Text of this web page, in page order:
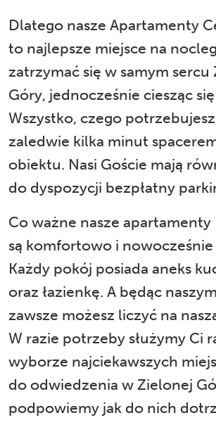
Dlatego nasze Apartamenty
to najlepsze miejsce na
zatrzymać się w samym sercu
Góry, jednocześnie ciesząc
Wszystko, czego
zaledwie kilka minut
obiektu. Nasi Goście mają
do dyspozycji bezpłatny
Co ważne nasze apartamenty
są komfortowo i
Każdy pokój posiada aneks
oraz łazienkę. A będąc
zawsze możesz liczyć na
W razie potrzeby służymy Ci
wyborze najciekawszych
do odwiedzenia w Zielonej
podpowiemy jak do nich